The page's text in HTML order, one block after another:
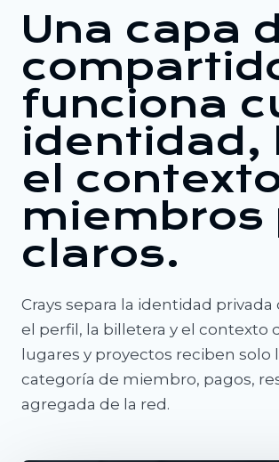
Una capa
funciona
identidad,
el
miembros
claros.
Crays separa la identidad
el perfil, la billetera y el
lugares y proyectos reciben solo
categoría de miembro, pagos,
agregada de la red.